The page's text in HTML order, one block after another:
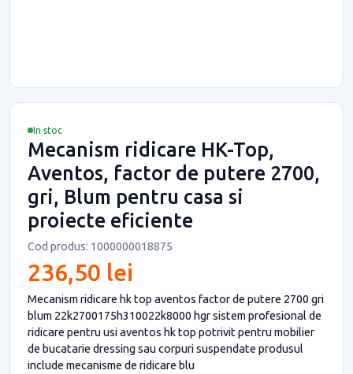
In stoc
Mecanism ridicare HK-Top,
Aventos, factor de putere 2700,
gri, Blum pentru casa si
proiecte eficiente
Cod produs: 1000000018875
236,50 lei
Mecanism ridicare hk top aventos factor de putere 2700 gri
blum 22k2700175h310022k8000 hgr sistem profesional de
ridicare pentru usi aventos hk top potrivit pentru mobilier
de bucatarie dressing sau corpuri suspendate produsul
include mecanisme de ridicare blu